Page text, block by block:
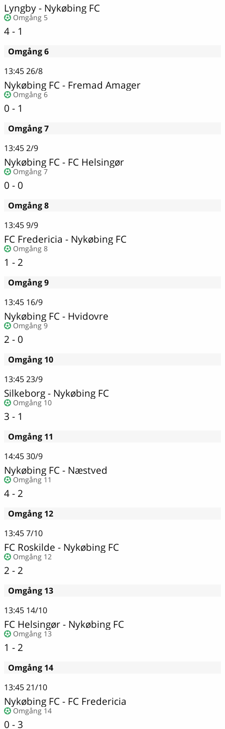
Lyngby- Nykøbing FC
Omgång 5
4 - 1
Omgång 6
13:4526/8
Nykøbing FC- Fremad Amager
Omgång 6
0 - 1
Omgång 7
13:452/9
Nykøbing FC - FC Helsingør
Omgång 7
0 - 0
Omgång 8
13:459/9
FC Fredericia - Nykøbing FC
Omgång 8
1 - 2
Omgång 9
13:45 16/9
Nykøbing FC- Hvidovre
Omgång 9
2 - 0
Omgång 10
13:4523/9
Silkeborg- Nykøbing FC
Omgång 10
3 - 1
Omgång 11
14:4530/9
Nykøbing FC- Næstved
Omgång 11
4 - 2
Omgång 12
13:457/10
FC Roskilde - Nykøbing FC
Omgång 12
2 - 2
Omgång 13
13:45 14/10
FC Helsingør- Nykøbing FC
Omgång 13
1 - 2
Omgång 14
13:4521/10
Nykøbing FC- FC Fredericia
Omgång 14
0 - 3